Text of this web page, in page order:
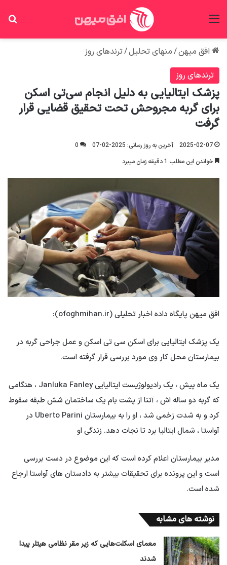
افق میهن/منهای تحلیل/ترندهای روز
ترندهای روز
پزشک ایتالیایی به دلیل انجام سی‌تی اسکن
برای گربه‌ مجروحش تحت تحقیق قضایی قرار
گرفت
2025-02-07 آخرین به روز رسانی: 2025-02-07
0
خواندن این مطلب 1 دقیقه زمان میبرد
افق میهن پایگاه داده اخبار تحلیلی (ofoghmihan.ir):
یک پزشک ایتالیایی برای اسکن سی تی اسکن و عمل جراحی گربه در
بیمارستان محل کار وی مورد بررسی قرار گرفته است.
یک ماه پیش ، یک رادیولوژیست ایتالیایی Janluka Fanley ، هنگامی
که گربه دو ساله اش ، آتنا از پشت بام یک ساختمان شش طبقه سقوط
کرد و به شدت زخمی شد ، او را به بیمارستان Uberto Parini در
آواستا ، شمال ایتالیا برد تا نجات دهد. زندگی او
مدیر بیمارستان اعلام کرده است که این موضوع در دست بررسی
است و این پرونده برای تحقیقات بیشتر به دادستان های آواستا ارجاع
شده است.
نوشته های مشابه
معمای اسکلت‌هایی که زیر مقر نظامی هیتلر پیدا
شدند